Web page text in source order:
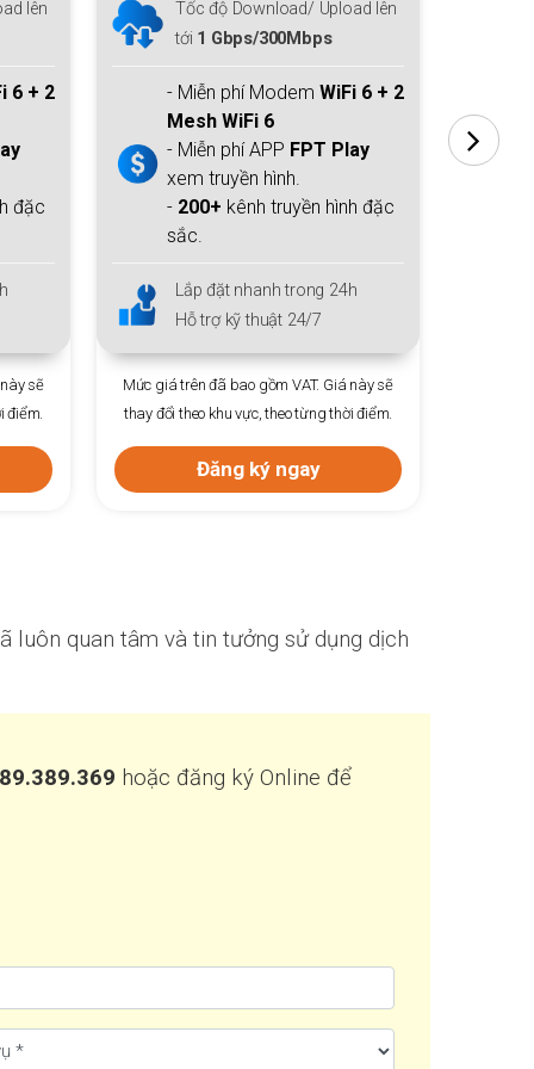
lên
6 + 2
đặc
sẽ
điểm.
Tốc độ Download/ Upload lên
tới 1 Gbps/300Mbps
- Miễn phí Modem WiFi 6 + 2
Mesh WiFi 6
- Miễn phí APP FPT Play
xem truyền hình.
- 200+ kênh truyền hình đặc
sắc.
Lắp đặt nhanh trong 24h
Hỗ trợ kỹ thuật 24/7
Mức giá trên đã bao gồm VAT. Giá này sẽ
thay đổi theo khu vực, theo từng thời điểm.
Đăng ký ngay
luôn quan tâm và tin tưởng sử dụng dịch
hoặc đăng ký Online để